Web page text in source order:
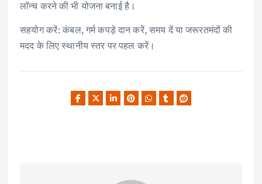
लॉन्च करने की भी योजना बनाई है।
सहयोग करें: कंबल, गर्म कपड़े दान करें, समय दें या जरूरतमंदों की
मदद के लिए स्थानीय स्तर पर पहल करें।